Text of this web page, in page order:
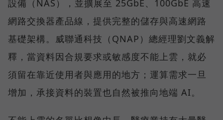
設備（NAS），並擴展至 25GbE、100GbE 高速
網路交換器產品線，提供完整的儲存與高速網路
基礎架構。威聯通科技（QNAP）總經理劉文義解
釋，當資料因合規要求或敏感度不能上雲，就必
須留在靠近使用者與應用的地方；運算需求一旦
增加，承接資料的裝置也自然被推向地端 AI。